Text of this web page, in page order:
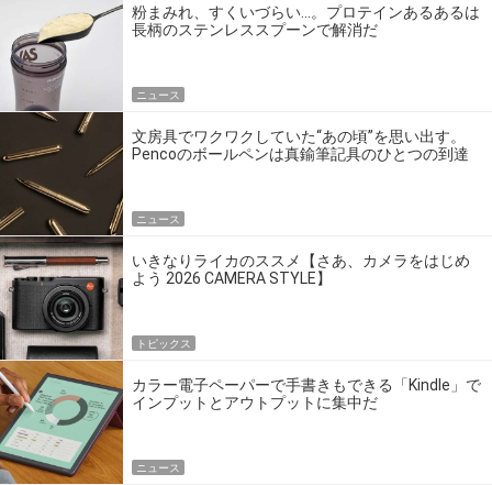
粉まみれ、すくいづらい…。プロテインあるあるは
長柄のステンレススプーンで解消だ
ニュース
文房具でワクワクしていた“あの頃”を思い出す。
Pencoのボールペンは真鍮筆記具のひとつの到達
ニュース
いきなりライカのススメ【さあ、カメラをはじめ
よう 2026 CAMERA STYLE】
トピックス
カラー電子ペーパーで手書きもできる「Kindle」で
インプットとアウトプットに集中だ
ニュース